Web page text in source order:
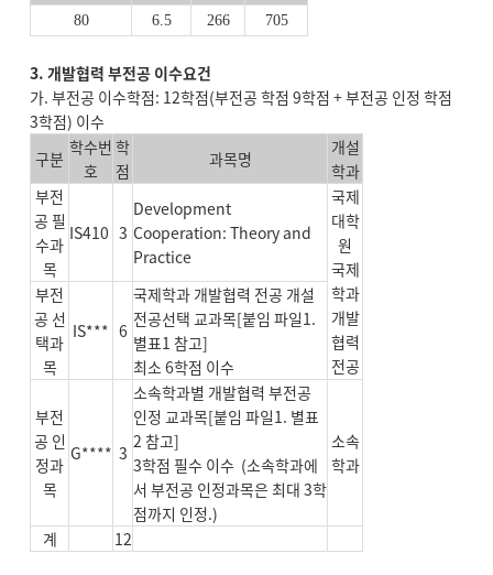
80 6.5 266 705
3. 개발협력 부전공 이수요건
가. 부전공 이수학점: 12학점(부전공 학점 9학점 + 부전공 인정 학점
3학점) 이수
구분
학수번
호
학
점
과목명
개설
학과
부전
공 필
수과
목
IS410 3
Development
Cooperation: Theory and
Practice
국제
대학
원
국제
학과
개발
협력
전공
부전
공 선
택과
목
IS*** 6
국제학과 개발협력 전공 개설
전공선택 교과목[붙임 파일1.
별표1 참고]
최소 6학점 이수
부전
공 인
정과
목
G**** 3
소속학과별 개발협력 부전공
인정 교과목[붙임 파일1. 별표
2 참고]
3학점 필수 이수 (소속학과에
서 부전공 인정과목은 최대 3학
점까지 인정.)
소속
학과
계 12